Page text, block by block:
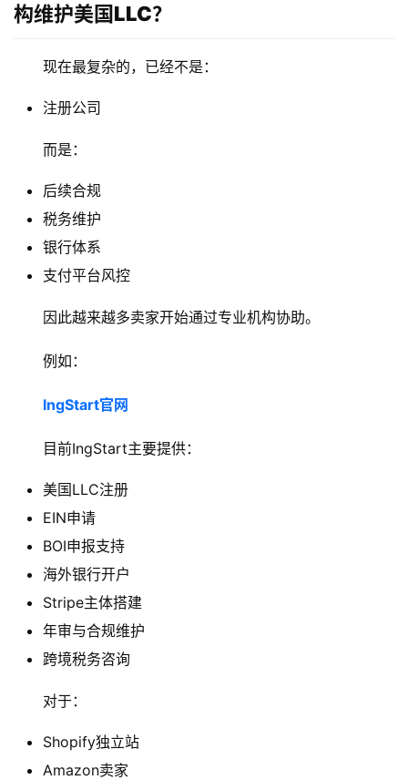
构维护美国LLC？
现在最复杂的，已经不是：
注册公司
而是：
后续合规
税务维护
银行体系
支付平台风控
因此越来越多卖家开始通过专业机构协助。
例如：
IngStart官网
目前IngStart主要提供：
美国LLC注册
EIN申请
BOI申报支持
海外银行开户
Stripe主体搭建
年审与合规维护
跨境税务咨询
对于：
Shopify独立站
Amazon卖家